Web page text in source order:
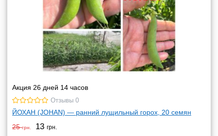
Акция 26 дней 14 часов
Отзывы 0
ЙОХАН (JOHAN) — ранний лущильный горох, 20 семян
25грн. 13 грн.